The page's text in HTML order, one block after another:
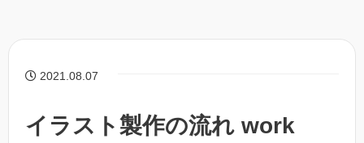
2021.08.07
イラスト製作の流れ work